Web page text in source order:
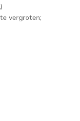
vergroten;